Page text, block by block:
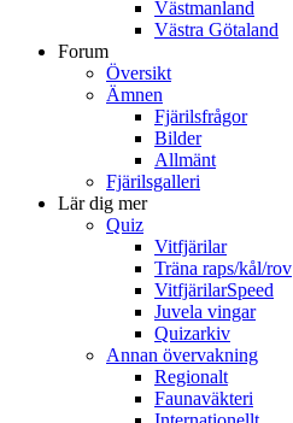
Västmanland
Västra Götaland
Forum
Översikt
Ämnen
Fjärilsfrågor
Bilder
Allmänt
Fjärilsgalleri
Lär dig mer
Quiz
Vitfjärilar
Träna raps/kål/rov
VitfjärilarSpeed
Juvela vingar
Quizarkiv
Annan övervakning
Regionalt
Faunaväkteri